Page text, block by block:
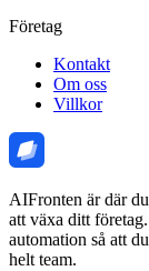
Företag
Kontakt
Om oss
Villkor
AIFronten är där
att växa ditt
automation så att
helt team.